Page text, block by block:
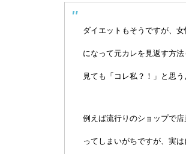
ダイエットもそうですが、
になって元カレを見返す方
見ても「コレ私？！」と思
例えば流行りのショップで
ってしまいがちですが、実